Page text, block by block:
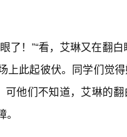
了！”“看，艾琳又在翻
上此起彼伏。同学们觉
可他们不知道，艾琳的